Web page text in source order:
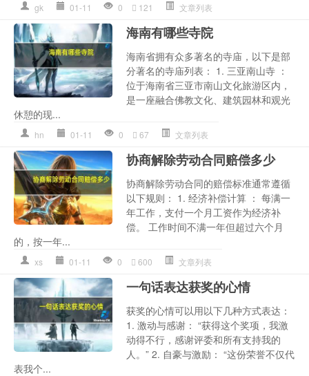
gk 01-11 0 121 文章列表
海南有哪些寺院
海南省拥有众多著名的寺庙，以下是部
分著名的寺庙列表： 1. 三亚南山寺 ：
位于海南省三亚市南山文化旅游区内，
是一座融合佛教文化、建筑园林和观光
休憩的现...
hn 01-11 0 67 文章列表
协商解除劳动合同赔偿多少
协商解除劳动合同的赔偿标准通常遵循
以下规则： 1. 经济补偿计算 ： 每满一
年工作，支付一个月工资作为经济补
偿。 工作时间不满一年但超过六个月
的，按一年...
xs 01-11 0 600 文章列表
一句话表达获奖的心情
获奖的心情可以用以下几种方式表达：
1. 激动与感谢： “获得这个奖项，我激
动得不行，感谢评委和所有支持我的
人。” 2. 自豪与激励： “这份荣誉不仅代
表我个...